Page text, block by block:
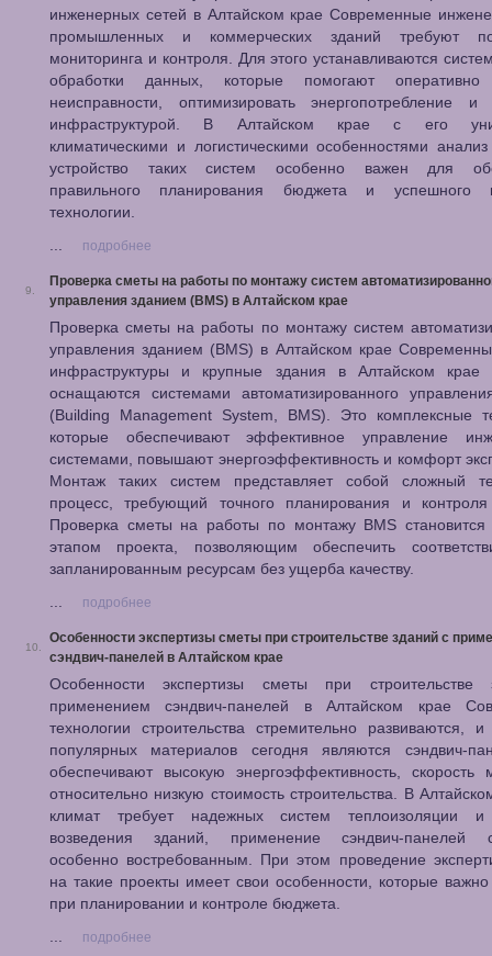
инженерных сетей в Алтайском крае Современные
промышленных и коммерческих зданий требуют
мониторинга и контроля. Для этого устанавливаются
обработки данных, которые помогают оперативно
неисправности, оптимизировать энергопотребление и
инфраструктурой. В Алтайском крае с его
климатическими и логистическими особенностями
устройство таких систем особенно важен для
правильного планирования бюджета и успешного
технологии.
...
подробнее
9.
Проверка сметы на работы по монтажу систем
управления зданием (BMS) в Алтайском крае
Проверка сметы на работы по монтажу систем
управления зданием (BMS) в Алтайском крае
инфраструктуры и крупные здания в Алтайском
оснащаются системами автоматизированного
(Building Management System, BMS). Это комплексные
которые обеспечивают эффективное управление
системами, повышают энергоэффективность и комфорт
Монтаж таких систем представляет собой сложный
процесс, требующий точного планирования и
Проверка сметы на работы по монтажу BMS
этапом проекта, позволяющим обеспечить
запланированным ресурсам без ущерба качеству.
...
подробнее
10.
Особенности экспертизы сметы при строительстве зданий с
сэндвич-панелей в Алтайском крае
Особенности экспертизы сметы при
применением сэндвич-панелей в Алтайском крае
технологии строительства стремительно развиваются,
популярных материалов сегодня являются сэндвич-
обеспечивают высокую энергоэффективность, скорость
относительно низкую стоимость строительства. В
климат требует надежных систем теплоизоляции и
возведения зданий, применение сэндвич-панелей
особенно востребованным. При этом проведение
на такие проекты имеет свои особенности, которые важно
при планировании и контроле бюджета.
...
подробнее